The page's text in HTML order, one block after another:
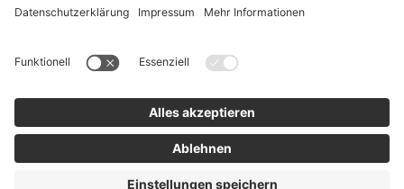
Lieferkette
Barrierefreiheitserklärung
Code of Conduct